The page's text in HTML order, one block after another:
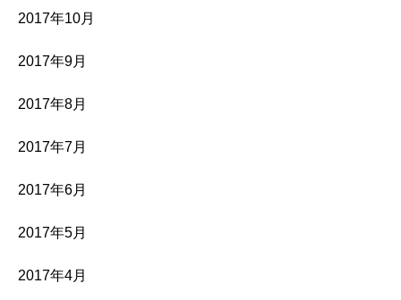
2017年10月
2017年9月
2017年8月
2017年7月
2017年6月
2017年5月
2017年4月